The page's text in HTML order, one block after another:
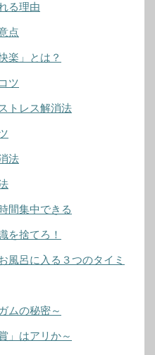
る理由
点
楽」とは？
ツ
トレス解消法
法
間集中できる
を捨てろ！
風呂に入る３つのタイミ
ムの秘密～
」はアリか～